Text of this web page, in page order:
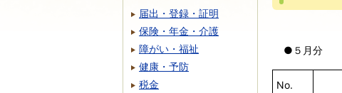
●５月分
No.
届出・登録・証明
保険・年金・介護
障がい・福祉
健康・予防
税金